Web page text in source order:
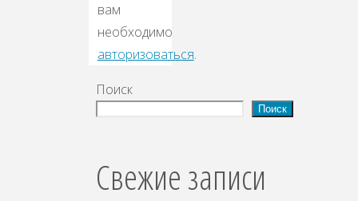
вам
необходимо
авторизоваться.
Поиск
Поиск
Свежие записи